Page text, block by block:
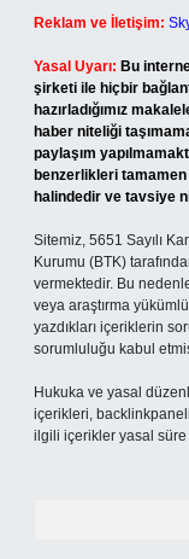
Reklam ve İletişim:
Yasal Uyarı: Bu
şirketi ile hiçbir
hazırladığımız
haber niteliği
paylaşım
benzerlikleri
halindedir ve tavsiye
Sitemiz, 5651 Sayılı
Kurumu (BTK)
vermektedir. Bu
veya araştırma
yazdıkları içeriklerin
sorumluluğu kabul
Hukuka ve yasal
içerikleri,
ilgili içerikler yasal süre